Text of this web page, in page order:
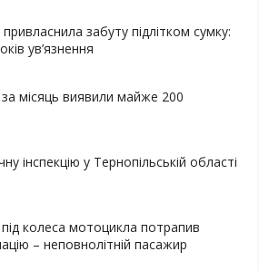
забуту підлітком сумку:
ув’язнення
місяць виявили майже 200
інспекцію у Тернопільській області
колеса мотоцикла потрапив
– неповнолітній пасажир